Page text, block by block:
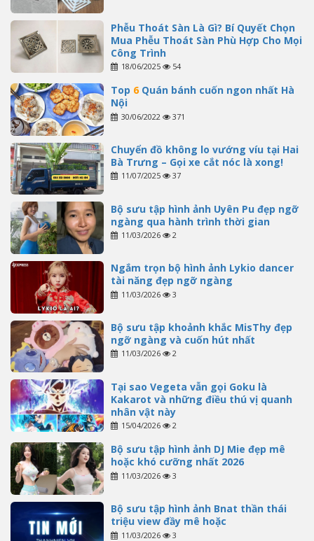
Phễu Thoát Sàn Là Gì? Bí Quyết Chọn
Mua Phễu Thoát Sàn Phù Hợp Cho Mọi
Công Trình
18/06/2025 54
Top 6Quán bánh cuốn ngon nhất Hà
Nội
30/06/2022 371
Chuyển đồ không lo vướng víu tại Hai
Bà Trưng – Gọi xe cắt nóc là xong!
11/07/2025 37
Bộ sưu tập hình ảnh Uyên Pu đẹp ngỡ
ngàng qua hành trình thời gian
11/03/2026 2
Ngắm trọn bộ hình ảnh Lykio dancer
tài năng đẹp ngỡ ngàng
11/03/2026 3
Bộ sưu tập khoảnh khắc MisThy đẹp
ngỡ ngàng và cuốn hút nhất
11/03/2026 2
Tại sao Vegeta vẫn gọi Goku là
Kakarot và những điều thú vị quanh
nhân vật này
15/04/2026 2
Bộ sưu tập hình ảnh DJ Mie đẹp mê
hoặc khó cưỡng nhất 2026
11/03/2026 3
Bộ sưu tập hình ảnh Bnat thần thái
triệu view đầy mê hoặc
11/03/2026 3